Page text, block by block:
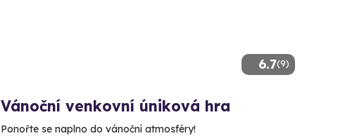
6.7(9)
Vánoční venkovní úniková hra
Ponořte se naplno do vánoční atmosféry!